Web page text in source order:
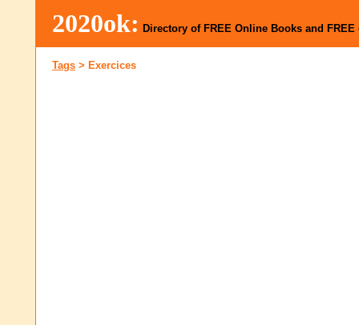
2020ok: Directory of FREE Online Books and FREE
Tags > Exercices